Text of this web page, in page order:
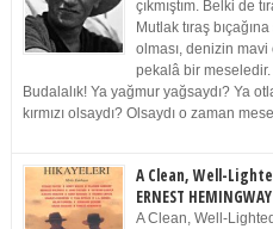
çıkmıştım. Belki de
Mutlak tıraş
olması, denizin mavi
pekalâ bir
Budalalık! Ya yağmur yağsaydı? Ya
kırmızı olsaydı? Olsaydı o zaman
A Clean, Well-
ERNEST HEMINGWAY
A Clean, Well-